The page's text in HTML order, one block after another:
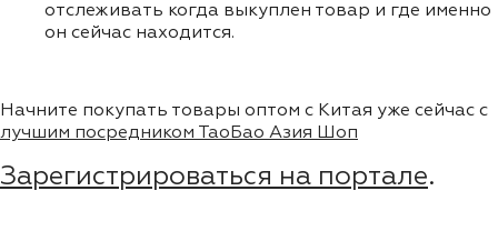
отслеживать когда выкуплен товар и где именно
он сейчас находится.
Начните покупать товары оптом с Китая уже сейчас с
лучшим посредником ТаоБао Азия Шоп
Зарегистрироваться на портале.